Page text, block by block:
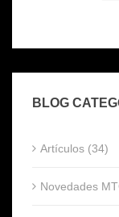
BLOG
Artículos (34)
Novedades